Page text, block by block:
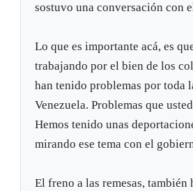
sostuvo una conversación con
Lo que es importante acá, es
trabajando por el bien de los
han tenido problemas por toda
Venezuela. Problemas que
Hemos tenido unas
mirando ese tema con el
El freno a las remesas, también